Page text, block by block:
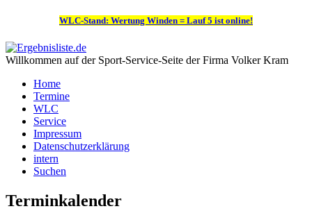
WLC-Stand: Wertung Winden = Lauf 5 ist online!
Willkommen auf der Sport-Service-Seite der Firma Volker Kram
Home
Termine
WLC
Service
Impressum
Datenschutzerklärung
intern
Suchen
Terminkalender